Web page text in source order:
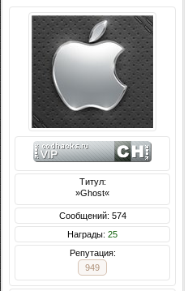
Титул:
»Ghost«
Сообщений: 574
Награды: 25
Репутация:
949